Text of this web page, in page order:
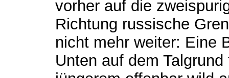
vorher auf die
Richtung russische
nicht mehr weiter: Eine
Unten auf dem